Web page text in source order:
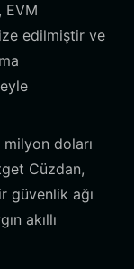
EVM
edilmiştir ve
doları
Cüzdan,
güvenlik ağı
akıllı